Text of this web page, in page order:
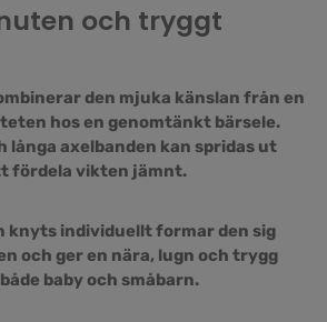
och tryggt
den mjuka känslan från en
hos en genomtänkt bärsele.
långa axelbanden kan spridas ut
fördela vikten jämnt.
knyts individuellt formar den sig
och ger en nära, lugn och trygg
baby och småbarn.